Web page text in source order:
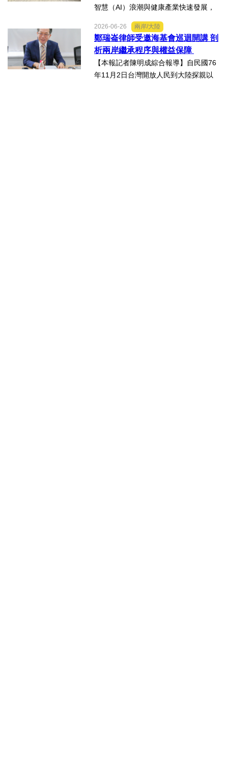
智慧（AI）浪潮與健康產業快速發展，
由國立中山大學領軍成立的「STG南臺
灣科研產業化平台」，再擴大跨校科研
合作版圖，與輔英科技大學簽署合作備
忘錄（MOU），並共同為「廠...
2026-06-26 兩岸/大陸
鄭瑞崙律師受邀海基會巡迴開講 剖
析兩岸繼承程序與權益保障
【本報記者陳明成綜合報導】自民國76
年11月2日台灣開放人民到大陸探親以